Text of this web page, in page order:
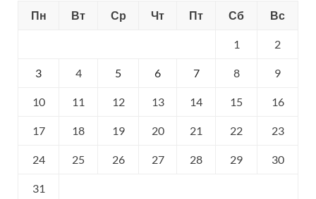
Пн
Вт Ср Чт Пт Сб Вс
1 2
3 4 5 6 7 8 9
10 11 12 13 14 15 16
17 18 19 20 21 22 23
24 25 26 27 28 29 30
31